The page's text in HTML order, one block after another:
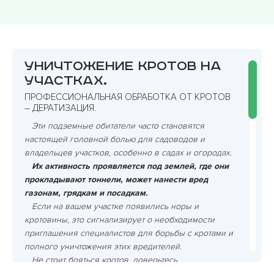
Уничтожение кротов на
участках.
ПРОФЕССИОНАЛЬНАЯ ОБРАБОТКА ОТ КРОТОВ
– ДЕРАТИЗАЦИЯ.
Эти подземные обитатели часто становятся
настоящей головной болью для садоводов и
владельцев участков, особенно в садах и огородах.
Их активность проявляется под землей, где они
прокладывают тоннели, может нанести вред
газонам, грядкам и посадкам.
Если на вашем участке появились норы и
кротовины, это сигнализирует о необходимости
приглашения специалистов для борьбы с кротами и
полного уничтожения этих вредителей.
Не стоит бояться кротов, доверьтесь